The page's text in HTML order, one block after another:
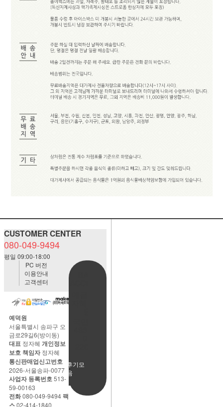
CUSTOMER CENTER
080-049-9494
평일 09:00-18:00
사용후기모
음
PC 버전
이용안내
고객센터
예덕원
서울특별시 송파구 오
금로29길6(방이동)
대표정자혜 개인정보
보호 책임자정자혜
통신판매업신고번호
2026-서울송파-0077
사업자 등록번호513-
59-00163
전화080-049-9494팩
02-414-1840